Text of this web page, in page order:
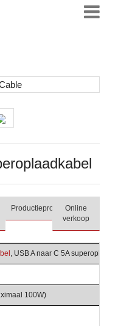
Productieproces Online
verkoop
, USB A naar C 5A
100W)